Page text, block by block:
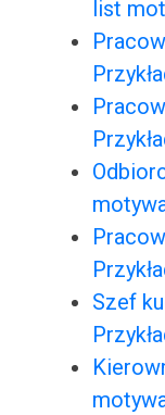
list
Szef